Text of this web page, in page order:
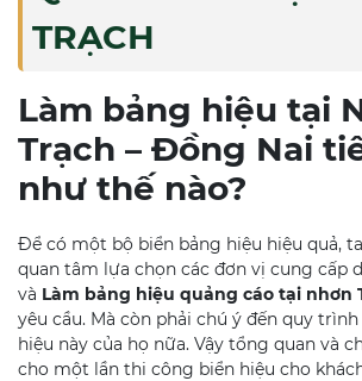
TRẠCH
Làm bảng hiệu tại
Trạch – Đồng Nai
như thế nào?
Để có một bộ biển bảng hiệu hiệu quả,
quan tâm lựa chọn các đơn vị cung cấp
và Làm bảng hiệu quảng cáo tại nhơn
yêu cầu. Mà còn phải chú ý đến quy
hiệu này của họ nữa. Vậy tổng quan và
cho một lần thi công biển hiệu cho